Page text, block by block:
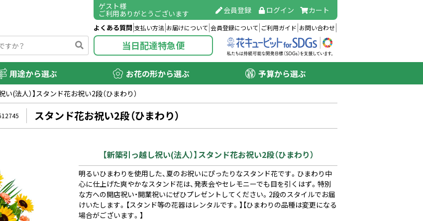
ゲスト様
ご利用ありがとうございます 会員登録 ログイン カート
よくある質問 支払い方法 お届けについて 会員登録について ご利用ガイド お問い合わせ
当日配達特急便
用途から選ぶ お花の形から選ぶ 予算から選ぶ
い(法人）】スタンド花お祝い2段（ひまわり）
スタンド花お祝い2段（ひまわり）
【新築引っ越し祝い(法人）】スタンド花お祝い2段（ひまわり）
明るいひまわりを使用した、夏のお祝いにぴったりなスタンド花です。ひまわり中
心に仕上げた爽やかなスタンド花は、発表会やセレモニーでも目を引くはず。特別
な方への開店祝い・開業祝いにぜひプレゼントしてください。2段のスタイルでお届
けいたします。【スタンド等の花器はレンタルです。】【ひまわりの品種は変更になる
場合がございます。】